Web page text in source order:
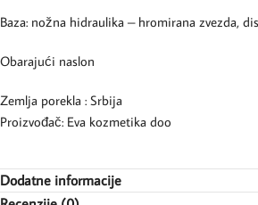
Baza: nožna hidraulika – hromirana zvezda,
Obarajući naslon
Zemlja porekla : Srbija
Proizvođač: Eva kozmetika doo
Dodatne informacije